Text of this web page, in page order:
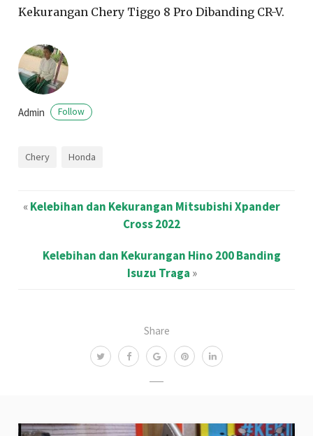
Share
Kekurangan Chery Tiggo 8 Pro Dibanding CR-V.
Admin Follow
Chery Honda
«Kelebihan dan Kekurangan Mitsubishi Xpander
Cross 2022
Kelebihan dan Kekurangan Hino 200 Banding
Isuzu Traga »